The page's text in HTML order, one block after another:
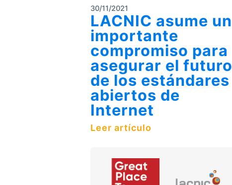
30/11/2021
LACNIC asume un
importante
compromiso para
asegurar el futuro
de los estándares
abiertos de
Internet
Leer artículo